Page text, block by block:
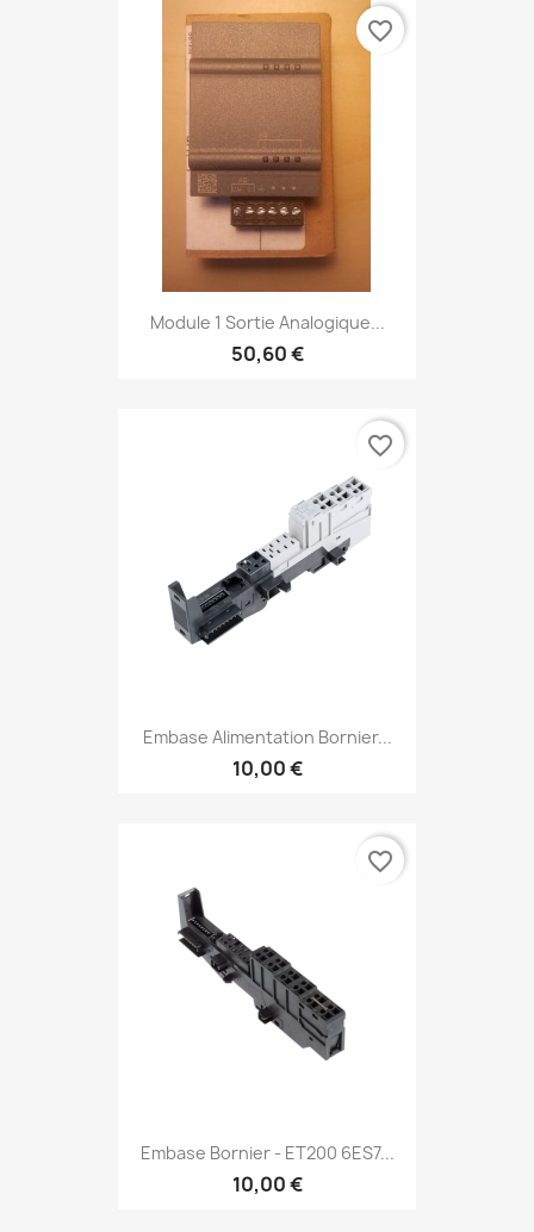
Module 1 Sortie Analogique...
50,60 €
favorite_border
Embase Alimentation Bornier...
10,00 €
favorite_border
Embase Bornier - ET200 6ES7...
10,00 €
favorite_border